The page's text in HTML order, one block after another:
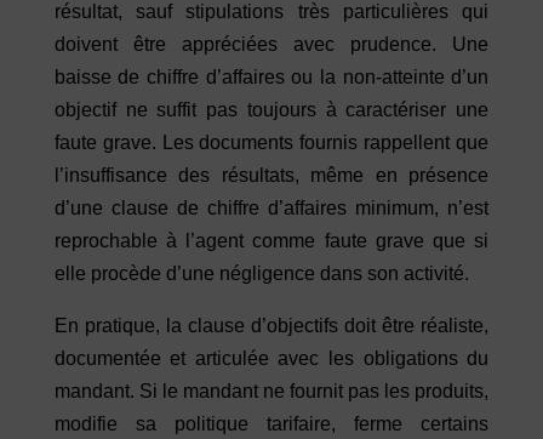
résultat, sauf stipulations très particulières qui
doivent être appréciées avec prudence. Une
baisse de chiffre d’affaires ou la non-atteinte d’un
objectif ne suffit pas toujours à caractériser une
faute grave. Les documents fournis rappellent que
l’insuffisance des résultats, même en présence
d’une clause de chiffre d’affaires minimum, n’est
reprochable à l’agent comme faute grave que si
elle procède d’une négligence dans son activité.
En pratique, la clause d’objectifs doit être réaliste,
documentée et articulée avec les obligations du
mandant. Si le mandant ne fournit pas les produits,
modifie sa politique tarifaire, ferme certains